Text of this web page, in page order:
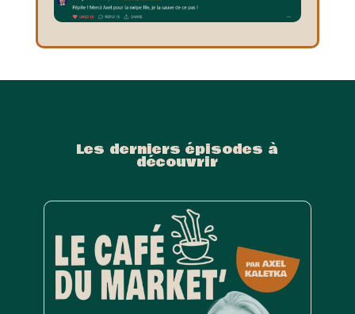
Les derniers épisodes à
découvrir